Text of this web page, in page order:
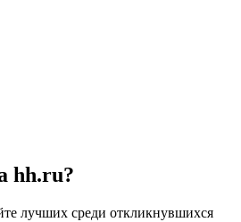
hh.ru?
лучших среди откликнувшихся